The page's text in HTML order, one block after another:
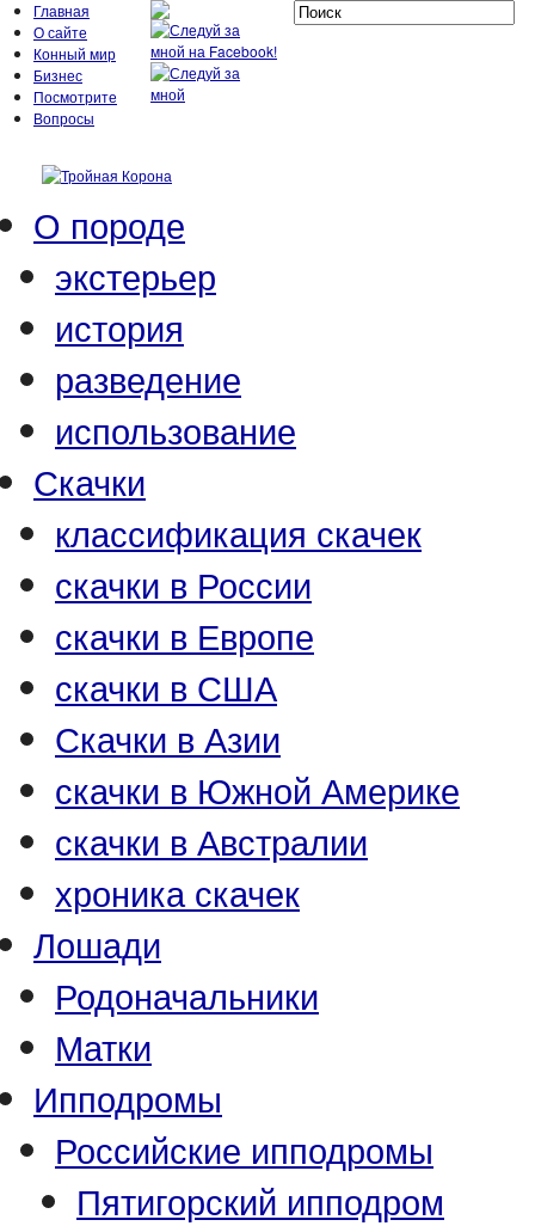
Главная
О сайте
Конный мир
Бизнес
Посмотрите
Вопросы
О породе
экстерьер
история
разведение
использование
Скачки
классификация скачек
скачки в России
скачки в Европе
скачки в США
Скачки в Азии
скачки в Южной Америке
скачки в Австралии
хроника скачек
Лошади
Родоначальники
Матки
Ипподромы
Российские ипподромы
Пятигорский ипподром